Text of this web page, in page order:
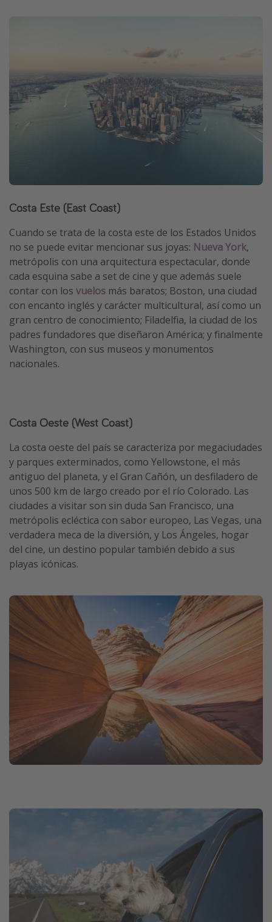
Costa Este (East Coast)
Cuando se trata de la costa este de los Estados Unidos
no se puede evitar mencionar sus joyas: Nueva York,
metrópolis con una arquitectura espectacular, donde
cada esquina sabe a set de cine y que además suele
contar con los vuelos más baratos; Boston, una ciudad
con encanto inglés y carácter multicultural, así como un
gran centro de conocimiento; Filadelfia, la ciudad de los
padres fundadores que diseñaron América; y finalmente
Washington, con sus museos y monumentos
nacionales.
Costa Oeste (West Coast)
La costa oeste del país se caracteriza por megaciudades
y parques exterminados, como Yellowstone, el más
antiguo del planeta, y el Gran Cañón, un desfiladero de
unos 500 km de largo creado por el río Colorado. Las
ciudades a visitar son sin duda San Francisco, una
metrópolis ecléctica con sabor europeo, Las Vegas, una
verdadera meca de la diversión, y Los Ángeles, hogar
del cine, un destino popular también debido a sus
playas icónicas.